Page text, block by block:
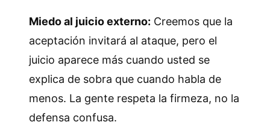
Miedo al juicio externo: Creemos que la
aceptación invitará al ataque, pero el
juicio aparece más cuando usted se
explica de sobra que cuando habla de
menos. La gente respeta la firmeza, no la
defensa confusa.